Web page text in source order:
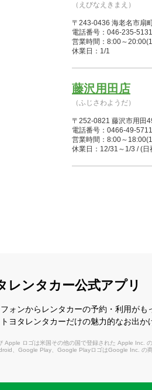
（えびなえきまえ）
〒243-0436 海老名市扇
電話番号：046-235-5131
営業時間：8:00～
休業日：1/1
藤沢用田店
（ふじさわようだ）
〒252-0821 藤沢市用田
電話番号：0466-49-5711
営業時間：8:00～
休業日：12/31～1/3 / (
大和店
〒242-0021 大和市中央
電話番号：046-262-0100
営業時間：8:00～
休業日：1/1
大和南店
レンタカー公式アプリ
ォンからレンタカーの予約・利用が
ヨタレンタカーだけの魅力的なお出か
Apple ロゴは米国その他の国で登録された Apple Inc.
、Google Play、Google PlayロゴはGoogle Inc. の商